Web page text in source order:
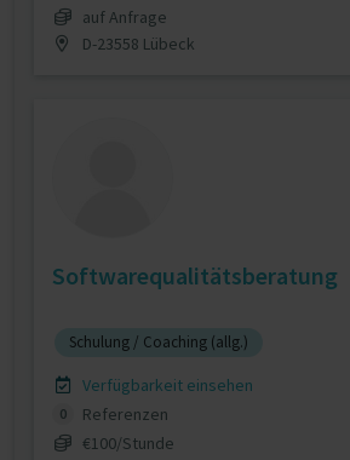
auf Anfrage
D-23558 Lübeck
Softwarequalitätsberatung
Schulung / Coaching (allg.)
Verfügbarkeit einsehen
0
Referenzen
€100/Stunde